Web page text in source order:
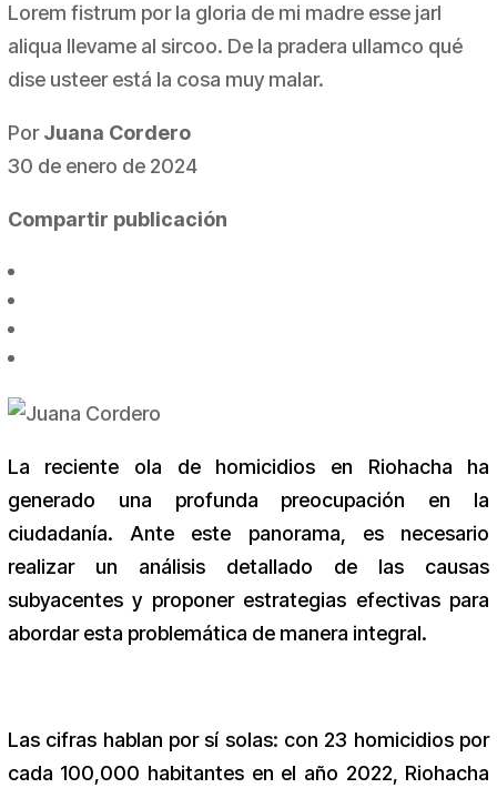
Lorem fistrum por la gloria de mi madre esse jarl
aliqua llevame al sircoo. De la pradera ullamco qué
dise usteer está la cosa muy malar.
PorJuana Cordero
30 de enero de 2024
Compartir publicación
La reciente ola de homicidios en Riohacha ha
generado una profunda preocupación en la
ciudadanía. Ante este panorama, es necesario
realizar un análisis detallado de las causas
subyacentes y proponer estrategias efectivas para
abordar esta problemática de manera integral.
Las cifras hablan por sí solas: con 23 homicidios por
cada 100,000 habitantes en el año 2022, Riohacha